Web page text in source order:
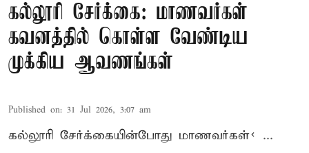
கல்லூரி சேர்க்கை: மாணவர்கள்
கவனத்தில் கொள்ள வேண்டிய
முக்கிய ஆவணங்கள்
Published on: 31 Jul 2026, 3:07 am
கல்லூரி சேர்க்கையின்போது மாணவர்கள்< ...